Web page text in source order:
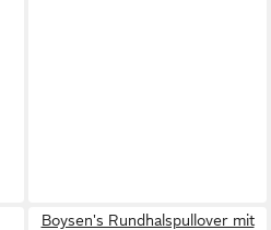
Boysen's Rundhalspullover mit